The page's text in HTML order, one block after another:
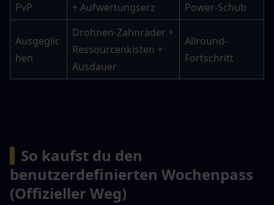
PvP
+ Aufwertungserz
Power-Schub
Ausgeglic
hen
Drohnen-Zahnräder +
Ressourcenkisten +
Ausdauer
Allround-
Fortschritt
So kaufst du den
benutzerdefinierten Wochenpass
(Offizieller Weg)